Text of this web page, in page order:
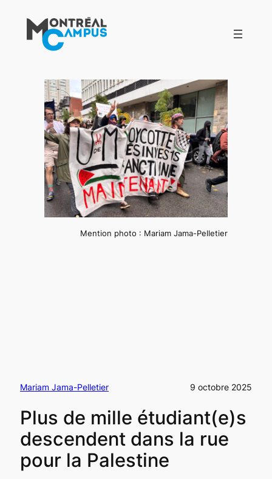
contenu
Mention photo : Mariam Jama-Pelletier
Mariam Jama-Pelletier 9 octobre 2025
Plus de mille étudiant(e)s
descendent dans la rue
pour la Palestine